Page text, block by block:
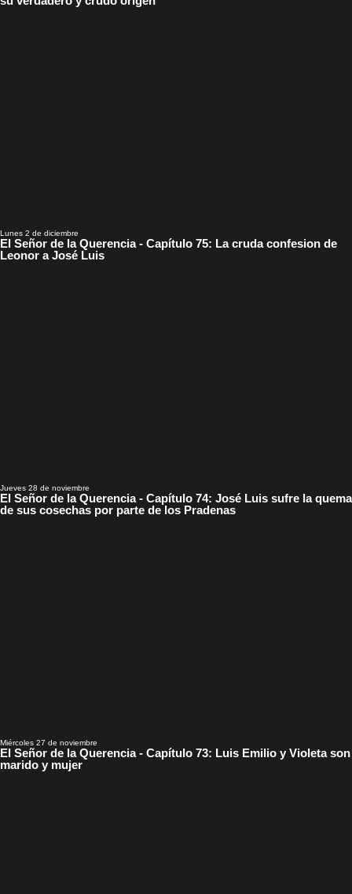
Lunes 2 de diciembre
El Señor de la Querencia - Capítulo 75: La cruda confesion de
Leonor a José Luis
Jueves 28 de noviembre
El Señor de la Querencia - Capítulo 74: José Luis sufre la quema
de sus cosechas por parte de los Pradenas
Miércoles 27 de noviembre
El Señor de la Querencia - Capítulo 73: Luis Emilio y Violeta son
marido y mujer